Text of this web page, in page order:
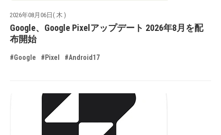
2026年08月06日( 木 )
Google、Google Pixelアップデート 2026年8月を配
布開始
#Google #Pixel #Android17